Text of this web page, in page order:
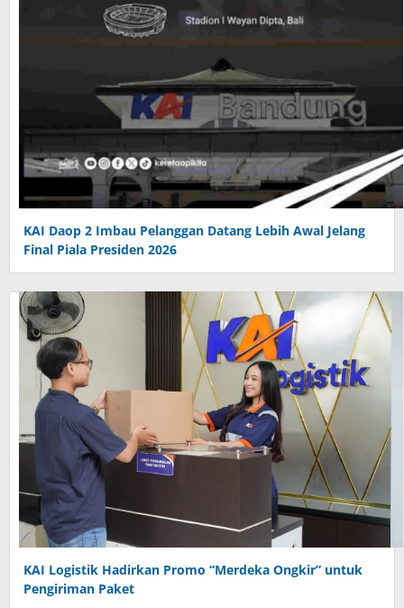
KAI Daop 2 Imbau Pelanggan Datang Lebih Awal Jelang
Final Piala Presiden 2026
KAI Logistik Hadirkan Promo “Merdeka Ongkir” untuk
Pengiriman Paket